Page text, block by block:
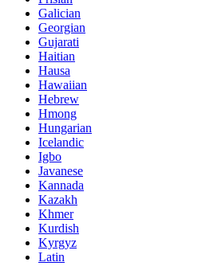
Galician
Georgian
Gujarati
Haitian
Hausa
Hawaiian
Hebrew
Hmong
Hungarian
Icelandic
Igbo
Javanese
Kannada
Kazakh
Khmer
Kurdish
Kyrgyz
Latin